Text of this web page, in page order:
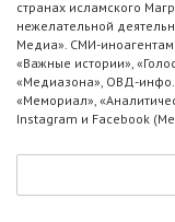
странах исламского
нежелательной
Медиа». СМИ-
«Важные истории»,
«Медиазона», ОВД-
«Мемориал»,
Instagram и Facebook